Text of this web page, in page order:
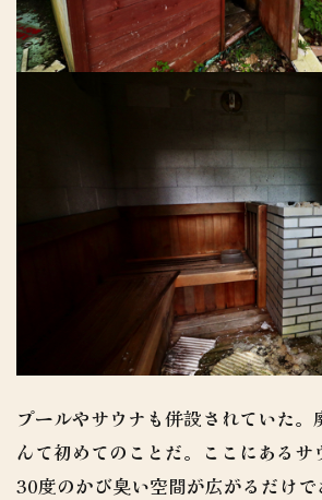
プールやサウナも併設されていた。
んて初めてのことだ。ここにあるサ
30度のかび臭い空間が広がるだけで